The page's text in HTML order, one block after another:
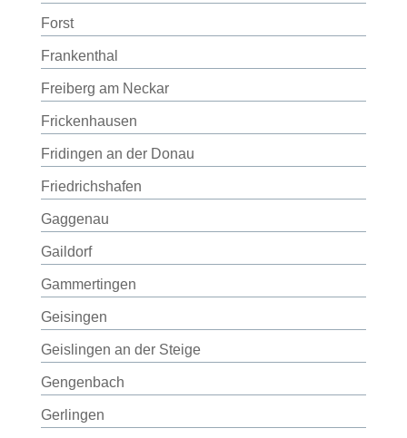
Forst
Frankenthal
Freiberg am Neckar
Frickenhausen
Fridingen an der Donau
Friedrichshafen
Gaggenau
Gaildorf
Gammertingen
Geisingen
Geislingen an der Steige
Gengenbach
Gerlingen